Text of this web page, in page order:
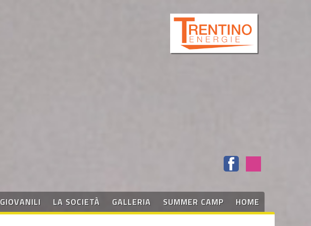
GIOVANILI LA SOCIETÀ GALLERIA SUMMER CAMP HOME